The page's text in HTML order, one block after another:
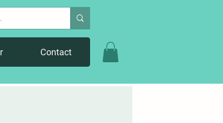
Contact